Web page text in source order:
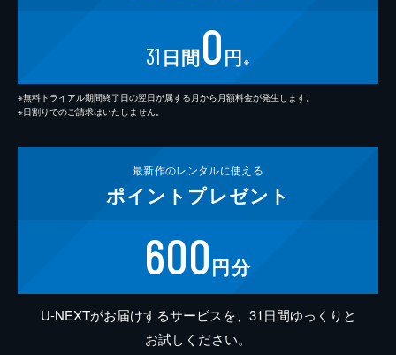
31 日間0円 ※
※無料トライアル期間終了日の翌日が属する月から月額料金が発生します。
※日割りでのご請求はいたしません。
最新作のレンタルに使える
ポイント プレゼント
600円分
U-NEXTがお届けするサービスを、31日間ゆっくりと
お試しください。